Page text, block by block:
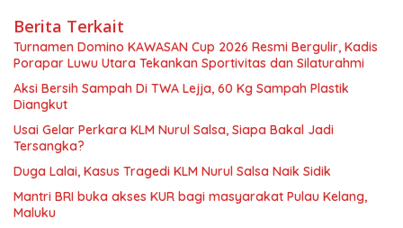
Berita Terkait
Turnamen Domino KAWASAN Cup 2026 Resmi Bergulir, Kadis
Porapar Luwu Utara Tekankan Sportivitas dan Silaturahmi
Aksi Bersih Sampah Di TWA Lejja, 60 Kg Sampah Plastik
Diangkut
‎Usai Gelar Perkara KLM Nurul Salsa, Siapa Bakal Jadi
Tersangka?
Duga Lalai, Kasus Tragedi KLM Nurul Salsa Naik Sidik
Mantri BRI buka akses KUR bagi masyarakat Pulau Kelang,
Maluku